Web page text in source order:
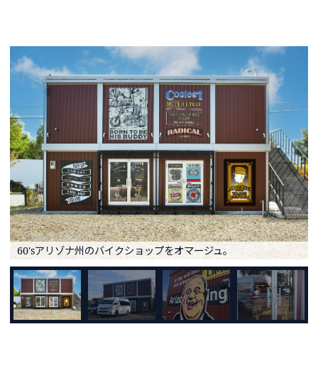
60'sアリゾナ州のバイクショップをオマージュ。